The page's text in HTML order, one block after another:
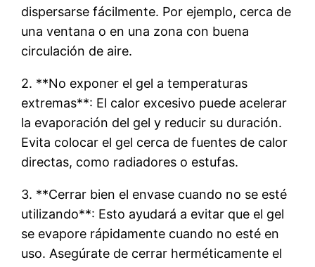
dispersarse fácilmente. Por ejemplo, cerca de
una ventana o en una zona con buena
circulación de aire.
2. **No exponer el gel a temperaturas
extremas**: El calor excesivo puede acelerar
la evaporación del gel y reducir su duración.
Evita colocar el gel cerca de fuentes de calor
directas, como radiadores o estufas.
3. **Cerrar bien el envase cuando no se esté
utilizando**: Esto ayudará a evitar que el gel
se evapore rápidamente cuando no esté en
uso. Asegúrate de cerrar herméticamente el